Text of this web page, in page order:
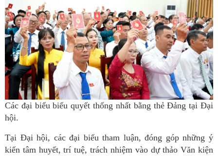
Các đại biểu biểu quyết thống nhất bằng thẻ Đảng tại Đại
hội.
Tại Đại hội, các đại biểu tham luận, đóng góp những ý
kiến tâm huyết, trí tuệ, trách nhiệm vào dự thảo Văn kiện